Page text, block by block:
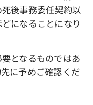
後事務委任契約以
になることになり
となるものではあ
に予めご確認くだ